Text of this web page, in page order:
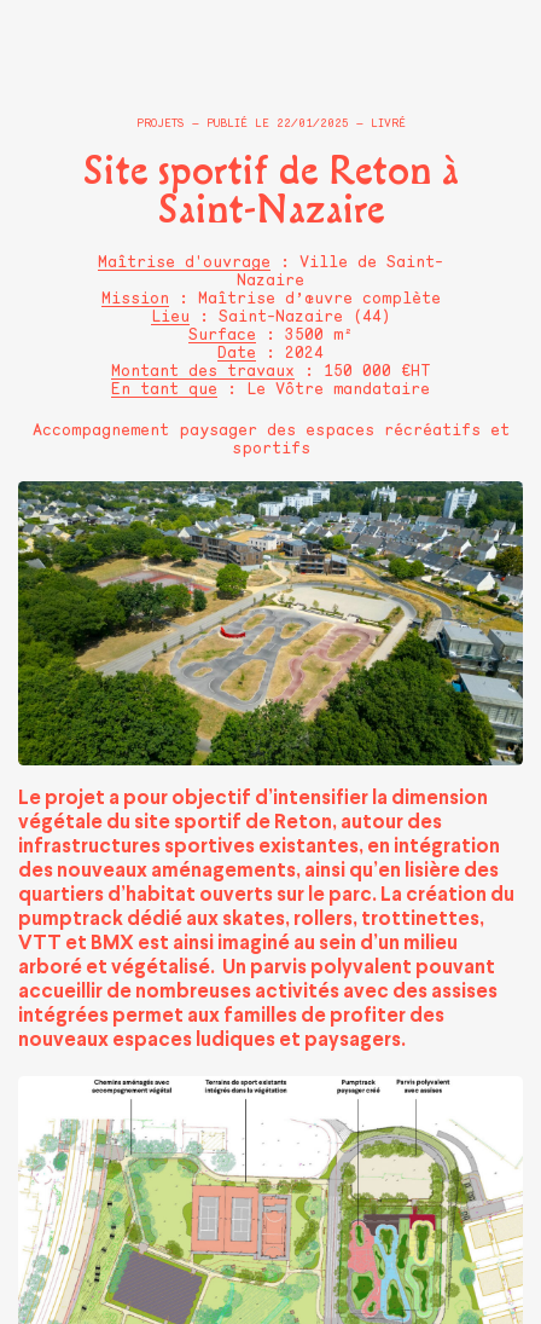
PROJETS PUBLIÉ LE 22/01/2025 LIVRÉ
Site sportif de Reton à
Saint-Nazaire
Maîtrise d'ouvrage : Ville de Saint-
Nazaire
Mission : Maîtrise d’œuvre complète
Lieu : Saint-Nazaire (44)
Surface : 3500 m²
Date : 2024
Montant des travaux : 150 000 €HT
En tant que : Le Vôtre mandataire
Accompagnement paysager des espaces récréatifs et
sportifs
Le projet a pour objectif d’intensifier la dimension
végétale du site sportif de Reton, autour des
infrastructures sportives existantes, en intégration
des nouveaux aménagements, ainsi qu’en lisière des
quartiers d’habitat ouverts sur le parc. La création du
pumptrack dédié aux skates, rollers, trottinettes,
VTT et BMX est ainsi imaginé au sein d’un milieu
arboré et végétalisé. Un parvis polyvalent pouvant
accueillir de nombreuses activités avec des assises
intégrées permet aux familles de profiter des
nouveaux espaces ludiques et paysagers.